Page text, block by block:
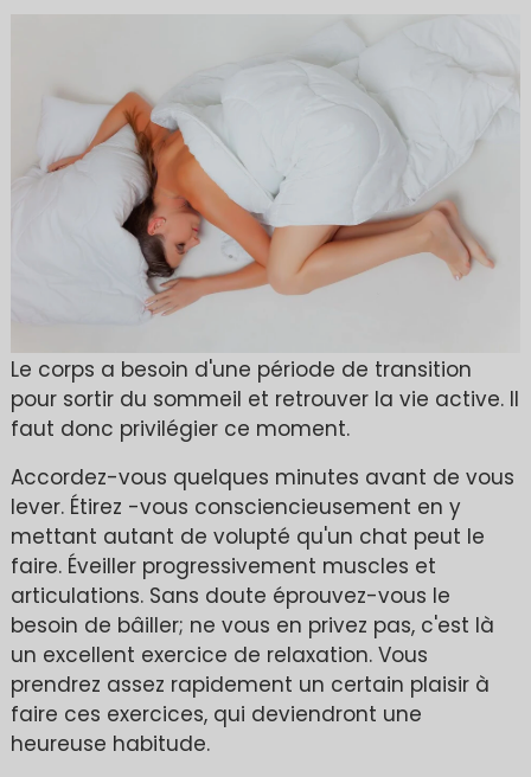
Le corps a besoin d'une période de transition
pour sortir du sommeil et retrouver la vie active. Il
faut donc privilégier ce moment.
Accordez-vous quelques minutes avant de vous
lever. Étirez -vous consciencieusement en y
mettant autant de volupté qu'un chat peut le
faire. Éveiller progressivement muscles et
articulations. Sans doute éprouvez-vous le
besoin de bâiller; ne vous en privez pas, c'est là
un excellent exercice de relaxation. Vous
prendrez assez rapidement un certain plaisir à
faire ces exercices, qui deviendront une
heureuse habitude.